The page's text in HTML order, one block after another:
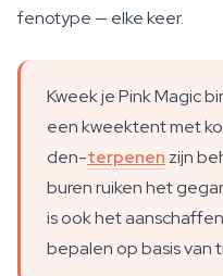
fenotype — elke keer.
Kweek je Pink Magic
een kweektent met
den-terpenen zijn
buren ruiken het
is ook het
bepalen op basis van